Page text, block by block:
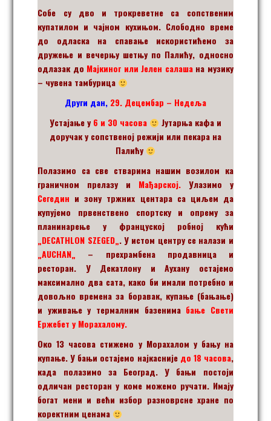
Собе су дво и трокреветне са сопственим
купатилом и чајном кухињом. Слободно време
до одласка на спавање искористићемо за
дружење и вечерњу шетњу по Палићу, односно
одлазак до Мајкиног или Јелен салашана музику
– чувена тамбурица
Други дан, 29. Децембар – Недеља
Устајање у 6 и 30 часова Јутарња кафаи
доручак у сопственој режији или пекара на
Палићу
Полазимо са све стварима нашим возилом ка
граничном прелазу и Мађарској.Улазимо у
Сегедин и зону тржних центара са циљем да
купујемо првенствено спортску и опрему за
планинарење у француској робној кући
„DECATHLON SZEGED„.У истом центру се налази и
„AUCHAN„ – прехрамбена продавница и
ресторан. У Декатлону и Аухану остајемо
максимално два сата, како би имали потребно и
довољно времена за боравак, купање (бањање)
и уживање у термалним базенима бање Свети
Ержебет у Морахалому.
Око 13 часова стижемо у Морахалом у бању на
купање. У бањи остајемо најкасније до 18 часова,
када полазимо за Београд. У бањи постоји
одличан ресторан у коме можемо ручати. Имају
богат мени и већи избор разноврсне хране по
коректним ценама